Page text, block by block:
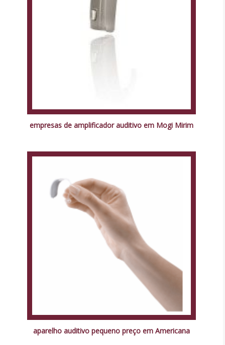
empresas de amplificador auditivo em Mogi Mirim
aparelho auditivo pequeno preço em Americana